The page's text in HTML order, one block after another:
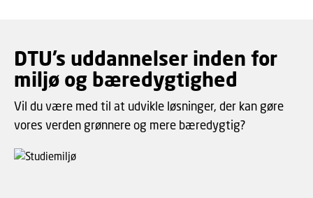
DTU’s uddannelser inden for
miljø og bæredygtighed
Vil du være med til at udvikle løsninger, der kan gøre
vores verden grønnere og mere bæredygtig?